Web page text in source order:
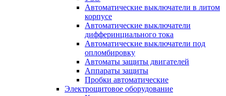
Автоматические выключатели в литом
корпусе
Автоматические выключатели
дифферинциального тока
Автоматические выключатели под
опломбировку
Автоматы защиты двигателей
Аппараты защиты
Пробки автоматические
Электрощитовое оборудование